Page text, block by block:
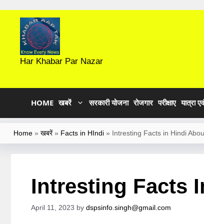
content
Har Khabar Par Nazar
HOME खबरें सरकारी योजना रोजगार परीक्षाए यात्रा
Home » खबरें» Facts in HIndi » Intresting Facts in Hindi
Intresting Facts
April 11, 2023 by dspsinfo.singh@gmail.com